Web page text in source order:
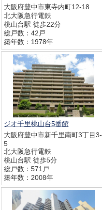
大阪府豊中市東寺内町12-18
北大阪急行電鉄
桃山台駅 徒歩22分
総戸数：42戸
築年数：1978年
ジオ千里桃山台5番館
大阪府豊中市新千里南町3丁目3-
5
北大阪急行電鉄
桃山台駅 徒歩5分
総戸数：571戸
築年数：2008年